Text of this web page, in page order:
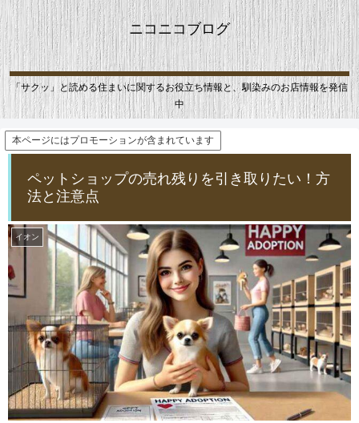
ニコニコブログ
「サクッ」と読める住まいに関するお役立ち情報と、馴染みのお店情報を発信
中
本ページにはプロモーションが含まれています
ペットショップの売れ残りを引き取りたい！方
法と注意点
イオン